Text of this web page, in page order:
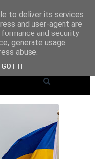
to deliver its services
and user-agent are
and security
generate usage
abuse.
GOT IT